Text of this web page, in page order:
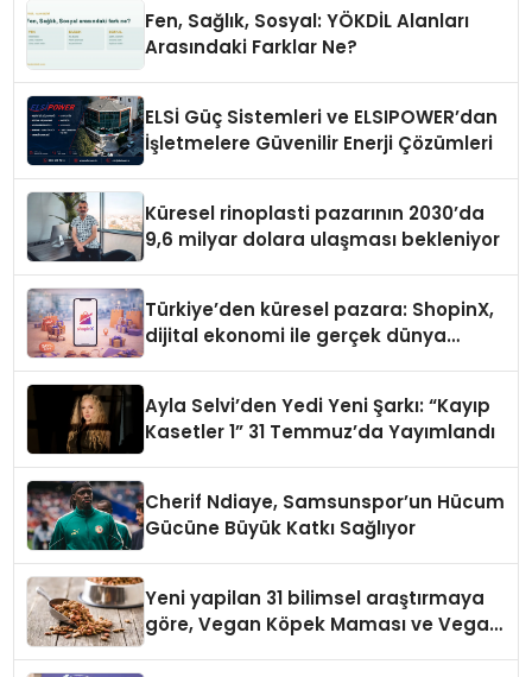
Fen, Sağlık, Sosyal: YÖKDİL Alanları
Arasındaki Farklar Ne?
ELSİ Güç Sistemleri ve ELSIPOWER’dan
İşletmelere Güvenilir Enerji Çözümleri
Küresel rinoplasti pazarının 2030’da
9,6 milyar dolara ulaşması bekleniyor
Türkiye’den küresel pazara: ShopinX,
dijital ekonomi ile gerçek dünya
Ayla Selvi’den Yedi Yeni Şarkı: “Kayıp
Kasetler 1” 31 Temmuz’da Yayımlandı
Cherif Ndiaye, Samsunspor’un Hücum
Gücüne Büyük Katkı Sağlıyor
Yeni yapilan 31 bilimsel araştırmaya
göre, Vegan Köpek Maması ve Vegan